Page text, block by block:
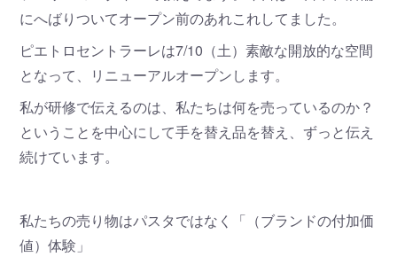
にへばりついてオープン前のあれこれしてました。
ピエトロセントラーレは7/10（土）素敵な開放的な空間
となって、リニューアルオープンします。
私が研修で伝えるのは、私たちは何を売っているのか？
ということを中心にして手を替え品を替え、ずっと伝え
続けています。
私たちの売り物はパスタではなく「（ブランドの付加価
値）体験」